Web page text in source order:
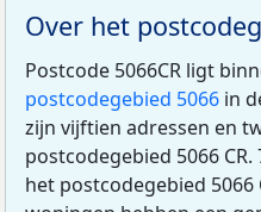
Over het
Postcode 5066CR ligt
postcodegebied 5066 in
zijn vijftien adressen en
postcodegebied 5066
het postcodegebied